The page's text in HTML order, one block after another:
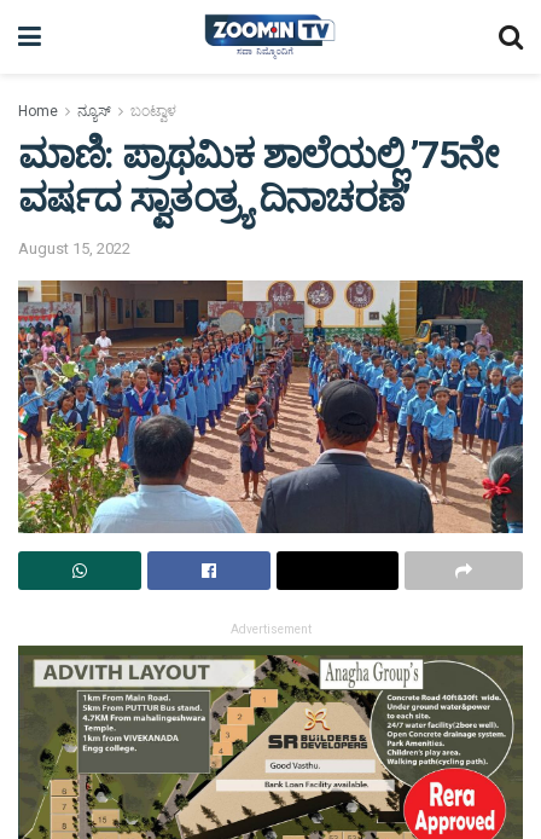
Home ನ್ಯೂಸ್ ಬಂಟ್ವಾಳ
ಮಾಣಿ: ಪ್ರಾಥಮಿಕ ಶಾಲೆಯಲ್ಲಿ ’75ನೇ
ವರ್ಷದ ಸ್ವಾತಂತ್ರ್ಯ ದಿನಾಚರಣೆ’
August 15, 2022
Advertisement